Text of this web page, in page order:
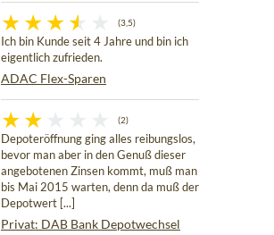
(3,5)
Ich bin Kunde seit 4 Jahre und bin ich
eigentlich zufrieden.
ADAC Flex-Sparen
(2)
Depoteröffnung ging alles reibungslos,
bevor man aber in den Genuß dieser
angebotenen Zinsen kommt, muß man
bis Mai 2015 warten, denn da muß der
Depotwert [...]
Privat: DAB Bank Depotwechsel